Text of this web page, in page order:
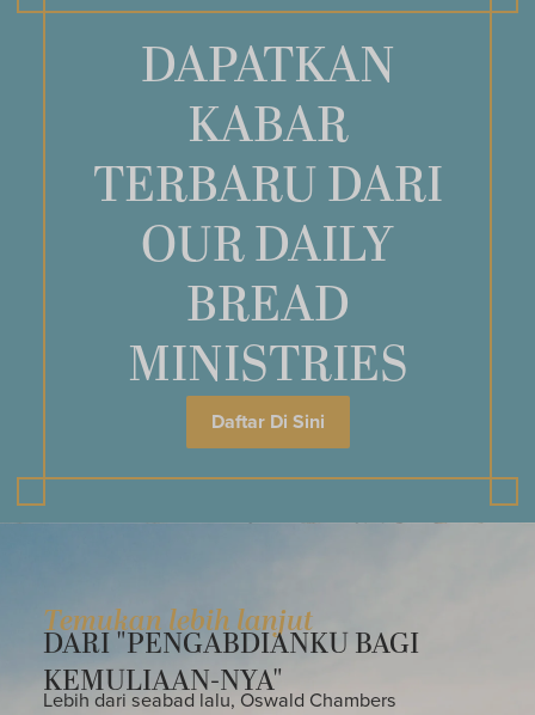
DAPATKAN
KABAR
TERBARU DARI
OUR DAILY
BREAD
MINISTRIES
Daftar Di Sini
Temukan lebih lanjut
DARI "PENGABDIANKU BAGI
KEMULIAAN-NYA"
Lebih dari seabad lalu, Oswald Chambers